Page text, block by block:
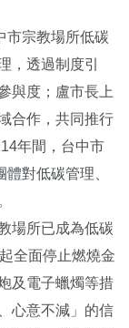
市宗教場所低碳
，透過制度引
與度；盧市長上
合作，共同推行
年間，台中市
對低碳管理、
場所已成為低碳
全面停止燃燒金
及電子蠟燭等措
心意不減」的信